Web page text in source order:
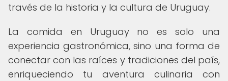
través de la historia y la cultura de Uruguay.
La comida en Uruguay no es solo una
experiencia gastronómica, sino una forma de
conectar con las raíces y tradiciones del país,
enriqueciendo tu aventura culinaria con